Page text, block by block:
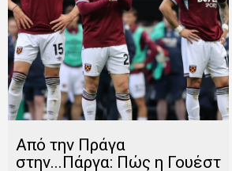
Από την Πράγα
στην...Πάργα: Πώς η Γουέστ